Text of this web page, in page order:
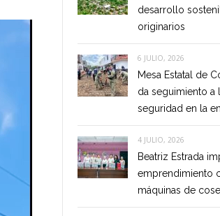
desarrollo
originarios
6 JULIO, 2026
Mesa Estatal de
da seguimiento a
seguridad en la
4 JULIO, 2026
Beatriz Estrada
emprendimiento
máquinas de